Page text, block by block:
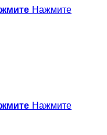
Нажмите
Нажмите